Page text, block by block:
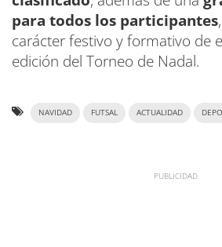
para todos los participantes
carácter festivo y formativo de
edición del Torneo de Nadal.
NAVIDAD FUTSAL ACTUALIDAD